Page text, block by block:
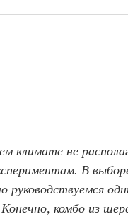
климате не
В
руководствуемся
комбо из